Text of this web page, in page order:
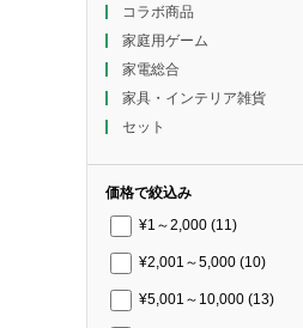
コラボ商品
家庭用ゲーム
家電総合
家具・インテリア雑貨
セット
価格で絞込み
¥1～2,000 (11)
¥2,001～5,000 (10)
¥5,001～10,000 (13)